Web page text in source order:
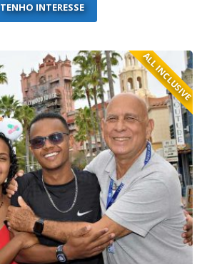
TENHO INTERESSE
ALL INCLUSIVE